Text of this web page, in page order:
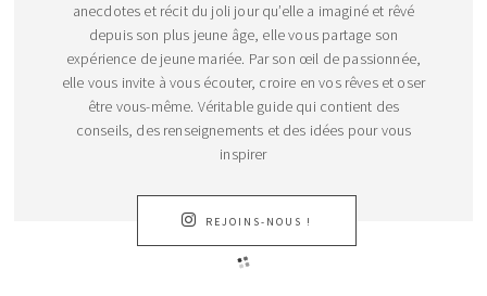
anecdotes et récit du joli jour qu’elle a imaginé et rêvé
depuis son plus jeune âge, elle vous partage son
expérience de jeune mariée. Par son œil de passionnée,
elle vous invite à vous écouter, croire en vos rêves et oser
être vous-même. Véritable guide qui contient des
conseils, des renseignements et des idées pour vous
inspirer
REJOINS-NOUS !